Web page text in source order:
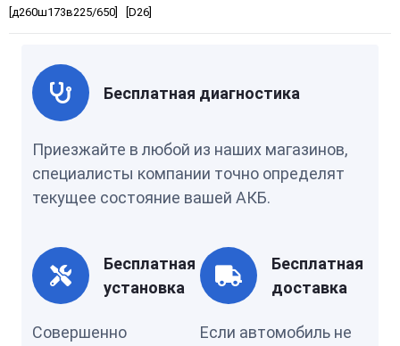
[д260ш173в225/650] [D26]
Бесплатная диагностика
Приезжайте в любой из наших магазинов,
специалисты компании точно определят
текущее состояние вашей АКБ.
Бесплатная
установка
Совершенно
Бесплатная
доставка
Если автомобиль не